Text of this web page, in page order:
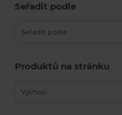
Seřadit podle
Seřadit podle
Produktů na stránku
Výchozí